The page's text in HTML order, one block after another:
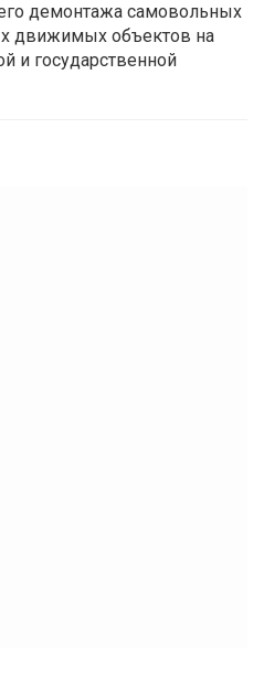
демонтажа самовольных
движимых объектов на
и государственной